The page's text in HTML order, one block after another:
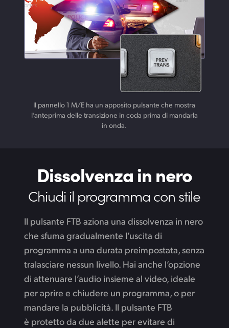
Il pannello 1 M/E ha un apposito pulsante che mostra
l’anteprima delle transizione in coda prima di mandarla
in onda.
Dissolvenza in nero
Chiudi il programma con stile
Il pulsante FTB aziona una dissolvenza in nero
che sfuma gradualmente l’uscita di
programma a una durata preimpostata, senza
tralasciare nessun livello. Hai anche l’opzione
di attenuare l’audio insieme al video, ideale
per aprire e chiudere un programma, o per
mandare la pubblicità. Il pulsante FTB
è protetto da due alette per evitare di